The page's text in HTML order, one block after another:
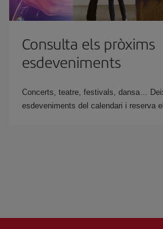
Consulta els pròxims
esdeveniments
Concerts, teatre, festivals, dansa…
esdeveniments del calendari i reserva